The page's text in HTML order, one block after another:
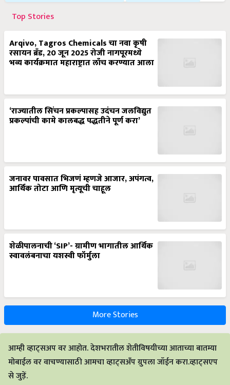
Top Stories
Arqivo, Tagros Chemicals चा नवा कृषी
रसायन ब्रँड, 20 जून 2025 रोजी नागपूरमध्ये
भव्य कार्यक्रमात महाराष्ट्रात लाँच करण्यात आला
‘राज्यातील सिंचन प्रकल्पासह उदंचन जलविद्युत
प्रकल्पांची कामे कालबद्ध पद्धतीने पूर्ण करा’
जनावर पावसात भिजणं म्हणजे आजार, अपंगत्व,
आर्थिक तोटा आणि मृत्यूची चाहूल
शेळीपालनाची ‘SIP’- ग्रामीण भागातील आर्थिक
स्वावलंबनाचा यशस्वी फॉर्मुला
More Stories
आम्ही व्हाट्सअप वर आहोत. देशभरातील शेतीविषयीच्या आताच्या बातम्या
मोबाईल वर वाचण्यासाठी आमचा व्हाट्सअँप ग्रुपला जॉईन करा.व्हाट्सएप
से जुड़ें.